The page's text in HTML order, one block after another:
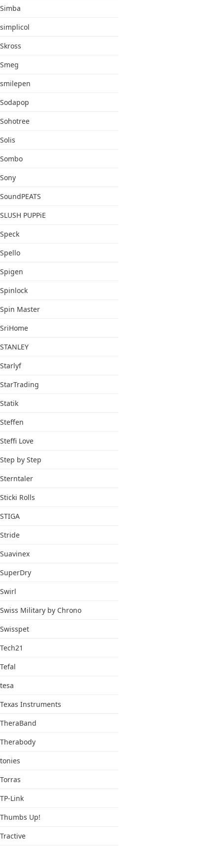
Simba
simplicol
Skross
Smeg
smilepen
Sodapop
Sohotree
Solis
Sombo
Sony
SoundPEATS
SLUSH PUPPiE
Speck
Spello
Spigen
Spinlock
Spin Master
SriHome
STANLEY
Starlyf
StarTrading
Statik
Steffen
Steffi Love
Step by Step
Sterntaler
Sticki Rolls
STIGA
Stride
Suavinex
SuperDry
Swirl
Swiss Military by Chrono
Swisspet
Tech21
Tefal
tesa
Texas Instruments
TheraBand
Therabody
tonies
Torras
TP-Link
Thumbs Up!
Tractive